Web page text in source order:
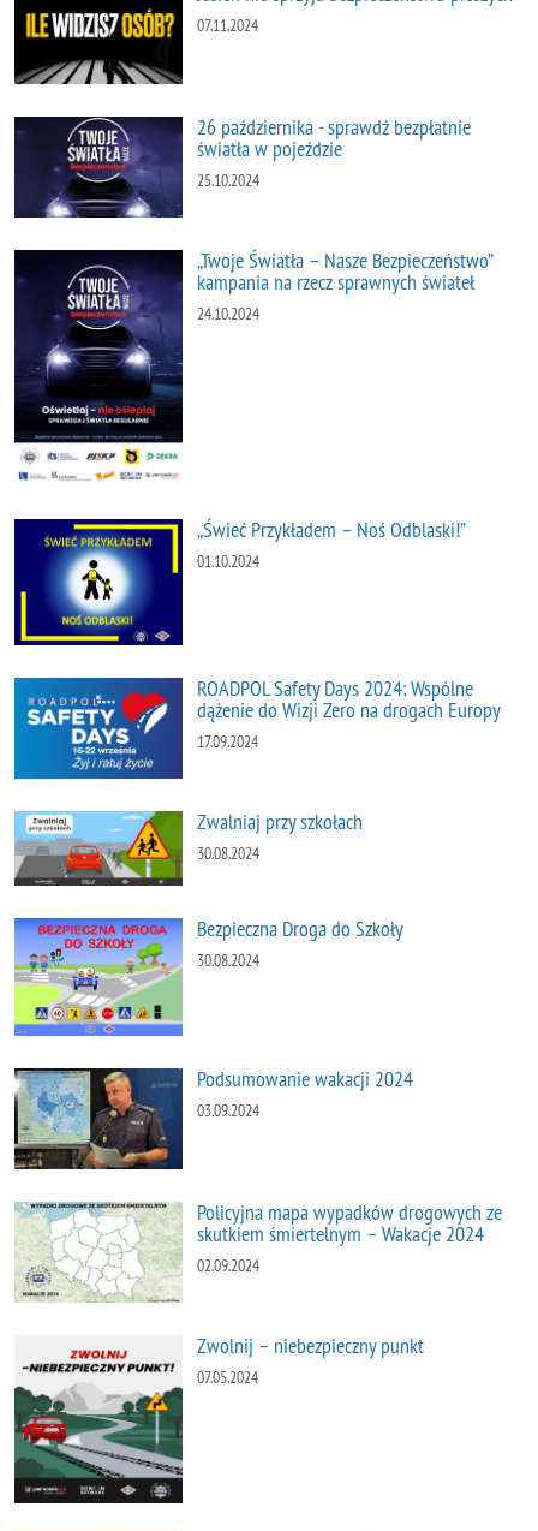
07.11.2024
26 października - sprawdź bezpłatnie
światła w pojeździe
25.10.2024
„Twoje Światła – Nasze Bezpieczeństwo”
kampania na rzecz sprawnych świateł
24.10.2024
„Świeć Przykładem – Noś Odblaski!”
01.10.2024
ROADPOL Safety Days 2024: Wspólne
dążenie do Wizji Zero na drogach Europy
17.09.2024
Zwalniaj przy szkołach
30.08.2024
Bezpieczna Droga do Szkoły
30.08.2024
Podsumowanie wakacji 2024
03.09.2024
Policyjna mapa wypadków drogowych ze
skutkiem śmiertelnym – Wakacje 2024
02.09.2024
Zwolnij – niebezpieczny punkt
07.05.2024